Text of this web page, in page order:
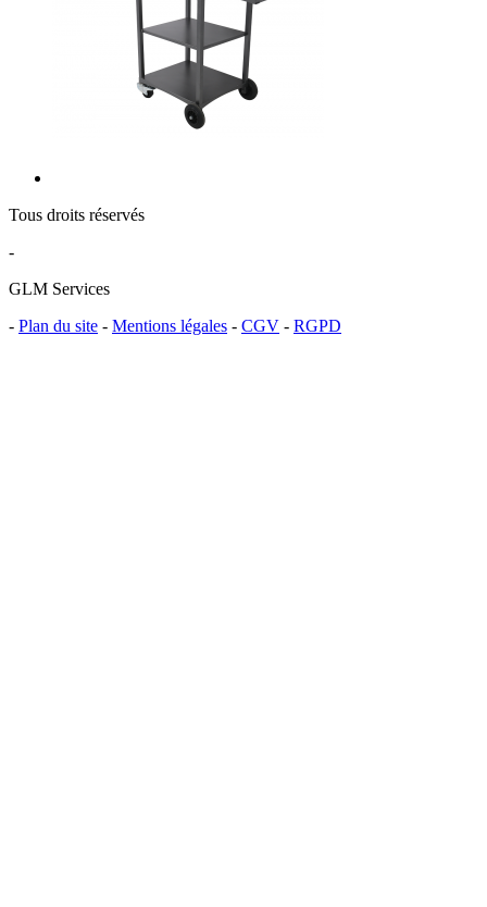
Tous droits réservés
-
GLM Services
- Plan du site - Mentions légales - CGV - RGPD